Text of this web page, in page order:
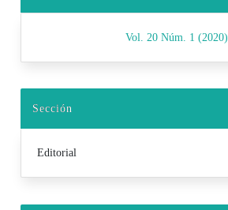
Vol. 20 Núm. 1 (2020)
Sección
Editorial